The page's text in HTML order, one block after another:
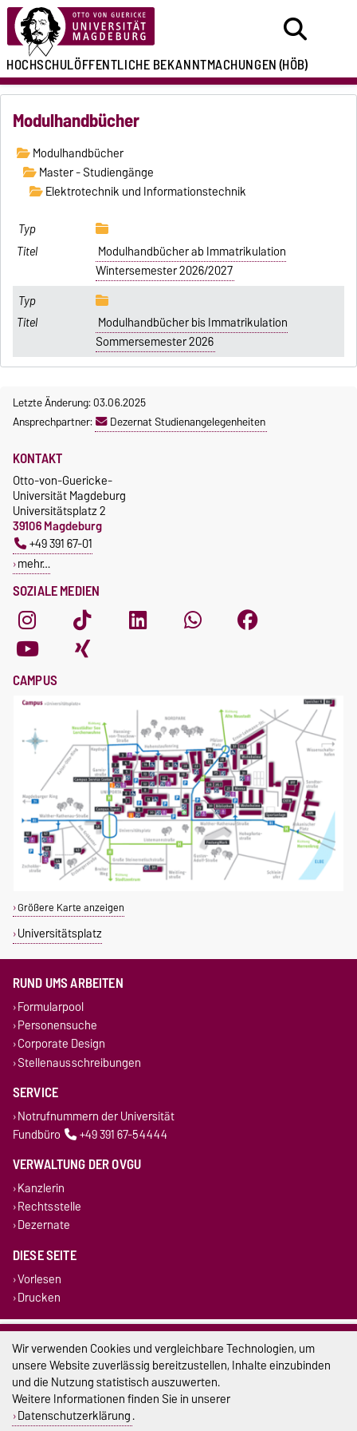
HOCHSCHULÖFFENTLICHEBEKANNTMACHUNGEN(HÖB)
Modulhandbücher
Modulhandbücher
Master - Studiengänge
Elektrotechnik und Informationstechnik
Modulhandbücher ab Immatrikulation
Wintersemester 2026/2027
Modulhandbücher bis Immatrikulation
Sommersemester 2026
Letzte Änderung: 03.06.2025
Ansprechpartner:
Dezernat Studienangelegenheiten
SOZIALE MEDIEN
KONTAKT
Otto-von-Guericke-
Universität Magdeburg
Universitätsplatz 2
39106 Magdeburg
+49 391 67-01
mehr…
CAMPUS
Größere Karte anzeigen
Universitätsplatz
RUND UMS ARBEITEN
Formularpool
Personensuche
Corporate Design
Stellenausschreibungen
SERVICE
Notrufnummern der Universität
Fundbüro
+49 391 67-54444
VERWALTUNG DER OVGU
Kanzlerin
Rechtsstelle
Dezernate
DIESE SEITE
Vorlesen
Drucken
Impressum
Datenschutz
Barrierefreiheit
Wir verwenden Cookies und vergleichbare Technologien, um
unsere Website zuverlässig bereitzustellen, Inhalte einzubinden
und die Nutzung statistisch auszuwerten.
Weitere Informationen finden Sie in unserer
Datenschutzerklärung.